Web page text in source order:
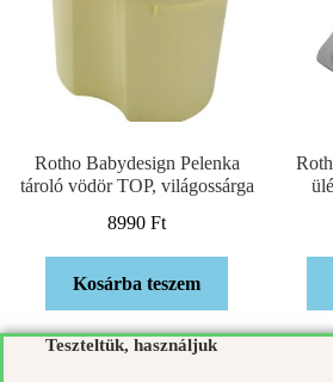
Rotho Babydesign Pelenka
tároló vödör TOP, világossárga
8990 Ft
Kosárba teszem
Teszteltük, használjuk